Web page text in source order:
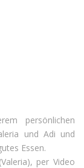
persönlichen
und Adi und
Essen.
per Video